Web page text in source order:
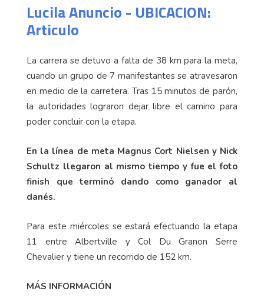
Lucila Anuncio - UBICACION:
Articulo
La carrera se detuvo a falta de 38 km para la meta,
cuando un grupo de 7 manifestantes se atravesaron
en medio de la carretera. Tras 15 minutos de parón,
la autoridades lograron dejar libre el camino para
poder concluir con la etapa.
En la línea de meta Magnus Cort Nielsen y Nick
Schultz llegaron al mismo tiempo y fue el foto
finish que terminó dando como ganador al
danés.
Para este miércoles se estará efectuando la etapa
11 entre Albertville y Col Du Granon Serre
Chevalier y tiene un recorrido de 152 km.
MÁS INFORMACIÓN